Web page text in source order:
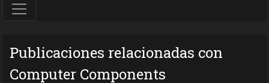
Publicaciones relacionadas con
Computer Components